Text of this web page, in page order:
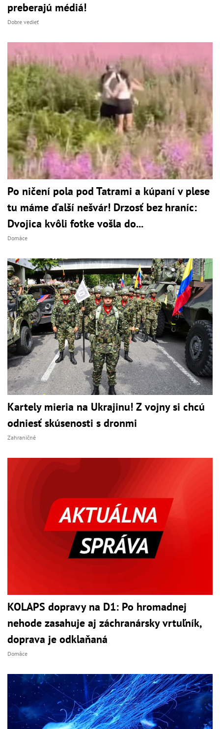
preberajú médiá!
Dobre vedieť
Po ničení pola pod Tatrami a kúpaní v plese
tu máme ďalší nešvár! Drzosť bez hraníc:
Dvojica kvôli fotke vošla do...
Domáce
Kartely mieria na Ukrajinu! Z vojny si chcú
odniesť skúsenosti s dronmi
Zahraničné
KOLAPS dopravy na D1: Po hromadnej
nehode zasahuje aj záchranársky vrtuľník,
doprava je odklaňaná
Domáce